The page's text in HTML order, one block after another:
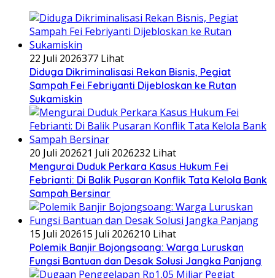
22 Juli 2026377 Lihat
Diduga Dikriminalisasi Rekan Bisnis, Pegiat
Sampah Fei Febriyanti Dijebloskan ke Rutan
Sukamiskin
20 Juli 202621 Juli 2026232 Lihat
​Mengurai Duduk Perkara Kasus Hukum Fei
Febrianti: Di Balik Pusaran Konflik Tata Kelola Bank
Sampah Bersinar
15 Juli 202615 Juli 2026210 Lihat
Polemik Banjir Bojongsoang: Warga Luruskan
Fungsi Bantuan dan Desak Solusi Jangka Panjang